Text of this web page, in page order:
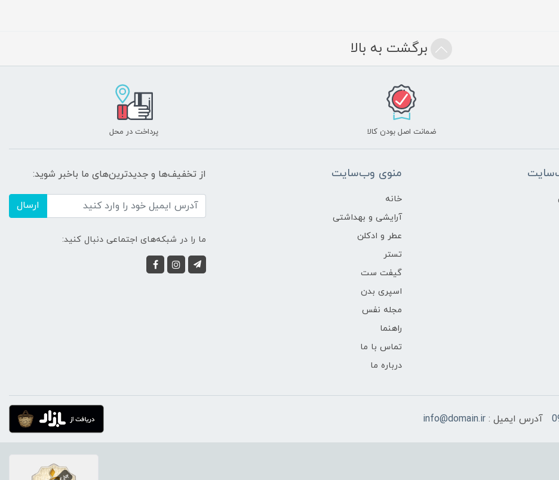
برگشت به بالا
ضمانت اصل بودن کالا پرداخت در محل
منوی وب‌سایت
خانه
آرایشی و بهداشتی
عطر و ادکلن
تستر
گیفت ست
اسپری بدن
مجله نفس
راهنما
تماس با ما
درباره ما
از تخفیف‌ها و جدیدترین‌های ما باخبر شوید:
ارسال
ما را در شبکه‌های اجتماعی دنبال کنید:
آدرس ایمیل : info@domain.ir